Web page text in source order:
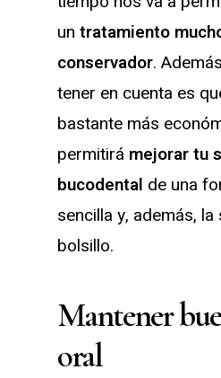
un tratamiento
conservador.
tener en cuenta es
bastante más
permitirá mejorar tu
bucodental de una
sencilla y, además,
bolsillo.
Mantener
oral